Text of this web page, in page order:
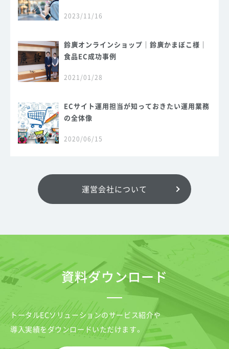
2023/11/16
鈴廣オンラインショップ｜鈴廣かまぼこ様｜
食品EC成功事例
2021/01/28
ECサイト運用担当が知っておきたい運用業務
の全体像
2020/06/15
運営会社について
資料ダウンロード
トータルECソリューションのサービス紹介や
導入実績をダウンロードいただけます。